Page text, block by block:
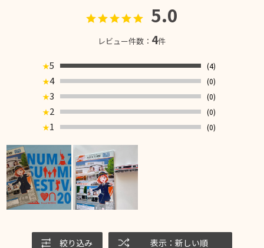
5.0
レビュー件数： 4件
★5
(4)
★4
(0)
★3
(0)
★2
(0)
★1 (0)
絞り込み 表示：新しい順